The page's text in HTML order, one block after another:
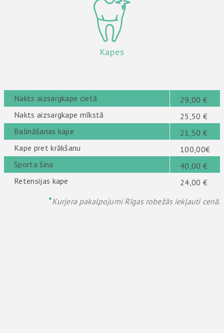
Kapes
Nakts aizsargkape cietā
29,00 €
Nakts aizsargkape mīkstā
25,50 €
Balināšanas kape
21,50 €
Kape pret krākšanu
100,00€
Sporta šina
40,00 €
Retensijas kape
24,00 €
*Kurjera pakalpojumi Rīgas robežās iekļauti cenā.